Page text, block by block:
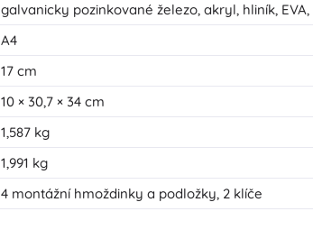
galvanicky pozinkované železo, akryl, hliník, EVA,
A4
17 cm
10 × 30,7 × 34 cm
1,587 kg
1,991 kg
4 montážní hmoždinky a podložky, 2 klíče